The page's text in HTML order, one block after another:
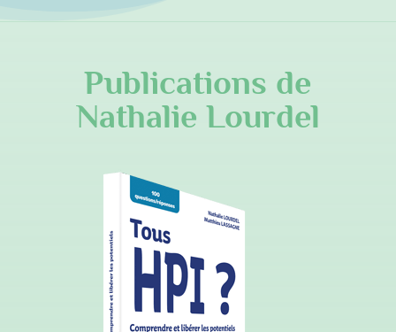
Publications de
Nathalie Lourdel